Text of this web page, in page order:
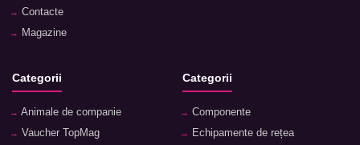
Contacte
Magazine
Categorii
Animale de companie
Vaucher TopMag
Categorii
Componente
Echipamente de rețea